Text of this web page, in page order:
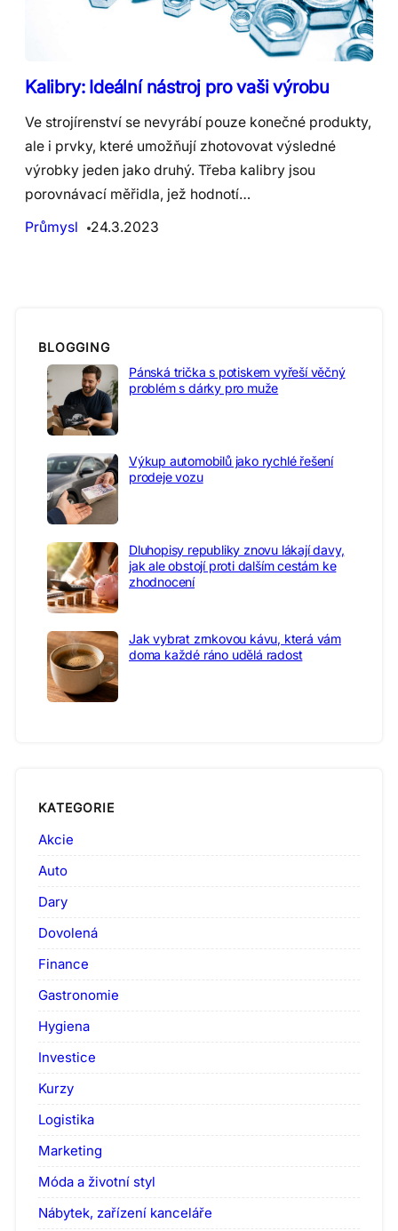
Kalibry: Ideální nástroj pro vaši výrobu
Ve strojírenství se nevyrábí pouze konečné produkty,
ale i prvky, které umožňují zhotovovat výsledné
výrobky jeden jako druhý. Třeba kalibry jsou
porovnávací měřidla, jež hodnotí…
Průmysl
24.3.2023
BLOGGING
Pánská trička s potiskem vyřeší věčný
problém s dárky pro muže
Výkup automobilů jako rychlé řešení
prodeje vozu
Dluhopisy republiky znovu lákají davy,
jak ale obstojí proti dalším cestám ke
zhodnocení
Jak vybrat zrnkovou kávu, která vám
doma každé ráno udělá radost
KATEGORIE
Akcie
Auto
Dary
Dovolená
Finance
Gastronomie
Hygiena
Investice
Kurzy
Logistika
Marketing
Móda a životní styl
Nábytek, zařízení kanceláře